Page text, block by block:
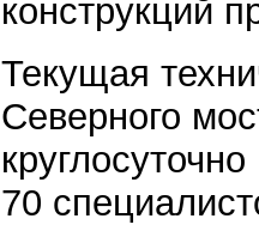
конструкций
Текущая
Северного
70